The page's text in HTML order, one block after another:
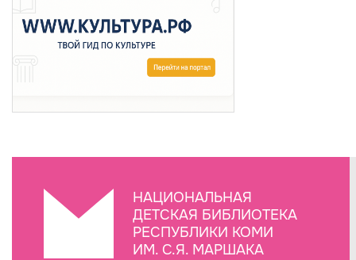
НАЦИОНАЛЬНАЯ
ДЕТСКАЯ БИБЛИОТЕКА
РЕСПУБЛИКИ КОМИ
ИМ. С.Я. МАРШАКА